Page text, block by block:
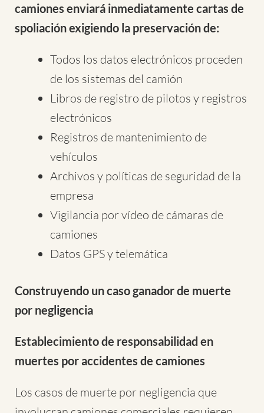
camiones enviará inmediatamente cartas de
spoliación exigiendo la preservación de:
Todos los datos electrónicos proceden
de los sistemas del camión
Libros de registro de pilotos y registros
electrónicos
Registros de mantenimiento de
vehículos
Archivos y políticas de seguridad de la
empresa
Vigilancia por vídeo de cámaras de
camiones
Datos GPS y telemática
Construyendo un caso ganador de muerte
por negligencia
Establecimiento de responsabilidad en
muertes por accidentes de camiones
Los casos de muerte por negligencia que